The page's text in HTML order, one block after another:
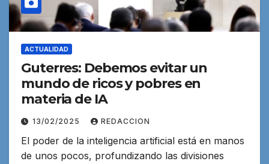
ACTUALIDAD
Guterres: Debemos evitar un
mundo de ricos y pobres en
materia de IA
13/02/2025 REDACCION
El poder de la inteligencia artificial está en manos
de unos pocos, profundizando las divisiones